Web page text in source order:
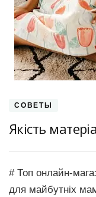
СОВЕТЫ
Якість
# Топ онлайн-
для майбутніх